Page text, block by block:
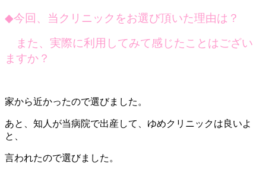
◆今回、当クリニックをお選び頂いた理由は？
また、実際に利用してみて感じたことはござい
ますか？
家から近かったので選びました。
あと、知人が当病院で出産して、ゆめクリニックは良いよ
と、
言われたので選びました。